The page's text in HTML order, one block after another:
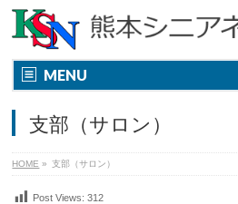
MENU
支部（サロン）
HOME » 支部（サロン）
Post Views: 312